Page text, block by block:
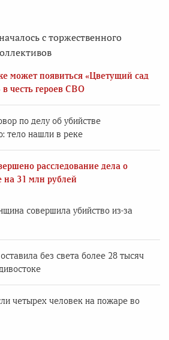
с торжественного
может появиться «Цветущий сад
честь героев СВО
по делу об убийстве
тело нашли в реке
расследование дела о
на 31 млн рублей
совершила убийство из-за
без света более 28 тысяч
четырех человек на пожаре во